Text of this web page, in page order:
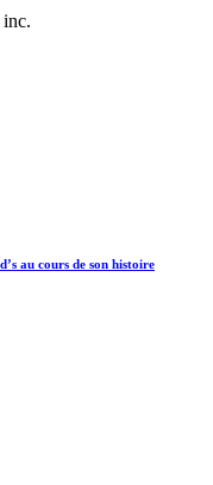
au cours de son histoire